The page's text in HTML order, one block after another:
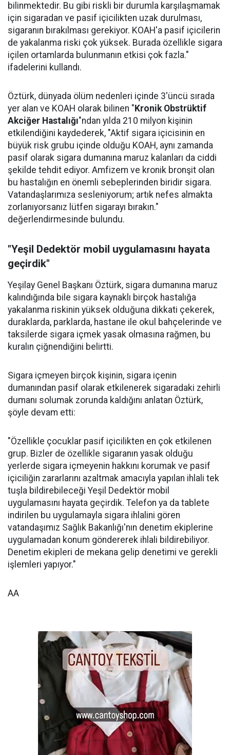
bilinmektedir. Bu gibi riskli bir durumla karşılaşmamak
için sigaradan ve pasif içicilikten uzak durulması,
sigaranın bırakılması gerekiyor. KOAH'a pasif içicilerin
de yakalanma riski çok yüksek. Burada özellikle sigara
içilen ortamlarda bulunmanın etkisi çok fazla."
ifadelerini kullandı.
Öztürk, dünyada ölüm nedenleri içinde 3'üncü sırada
yer alan ve KOAH olarak bilinen " Kronik Obstrüktif
Akciğer Hastalığı"ndan yılda 210 milyon kişinin
etkilendiğini kaydederek, "Aktif sigara içicisinin en
büyük risk grubu içinde olduğu KOAH, aynı zamanda
pasif olarak sigara dumanına maruz kalanları da ciddi
şekilde tehdit ediyor. Amfizem ve kronik bronşit olan
bu hastalığın en önemli sebeplerinden biridir sigara.
Vatandaşlarımıza sesleniyorum; artık nefes almakta
zorlanıyorsanız lütfen sigarayı bırakın."
değerlendirmesinde bulundu.
"Yeşil Dedektör mobil uygulamasını hayata
geçirdik"
Yeşilay Genel Başkanı Öztürk, sigara dumanına maruz
kalındığında bile sigara kaynaklı birçok hastalığa
yakalanma riskinin yüksek olduğuna dikkati çekerek,
duraklarda, parklarda, hastane ile okul bahçelerinde ve
taksilerde sigara içmek yasak olmasına rağmen, bu
kuralın çiğnendiğini belirtti.
Sigara içmeyen birçok kişinin, sigara içenin
dumanından pasif olarak etkilenerek sigaradaki zehirli
dumanı solumak zorunda kaldığını anlatan Öztürk,
şöyle devam etti:
"Özellikle çocuklar pasif içicilikten en çok etkilenen
grup. Bizler de özellikle sigaranın yasak olduğu
yerlerde sigara içmeyenin hakkını korumak ve pasif
içiciliğin zararlarını azaltmak amacıyla yapılan ihlali tek
tuşla bildirebileceği Yeşil Dedektör mobil
uygulamasını hayata geçirdik. Telefon ya da tablete
indirilen bu uygulamayla sigara ihlalini gören
vatandaşımız Sağlık Bakanlığı'nın denetim ekiplerine
uygulamadan konum göndererek ihlali bildirebiliyor.
Denetim ekipleri de mekana gelip denetimi ve gerekli
işlemleri yapıyor."
AA